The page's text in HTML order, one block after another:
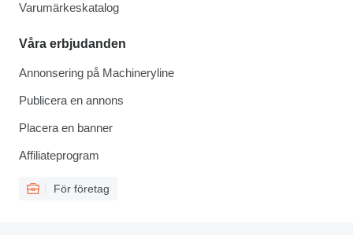
Varumärkeskatalog
Våra erbjudanden
Annonsering på Machineryline
Publicera en annons
Placera en banner
Affiliateprogram
För företag